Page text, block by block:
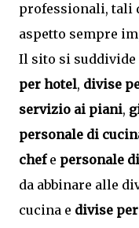
professionali, tali
aspetto sempre
Il sito si suddivide
per hotel, divise
servizio ai piani,
personale di
chefe personale
da abbinare alle
cucina e divise